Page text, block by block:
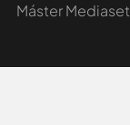
Máster Mediaset